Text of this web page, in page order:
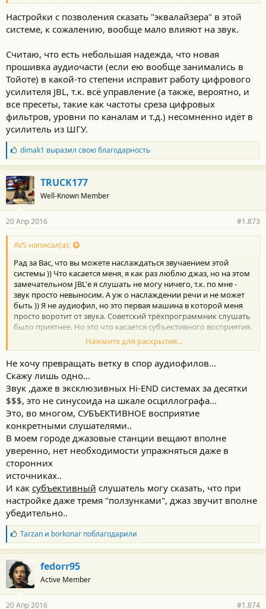
Настройки с позволения сказать "эквалайзера" в этой
системе, к сожалению, вообще мало влияют на звук.
Считаю, что есть небольшая надежда, что новая
прошивка аудиочасти (если ею вообще занимались в
Тойоте) в какой-то степени исправит работу цифрового
усилителя JBL, т.к. всё управление (а также, вероятно, и
все пресеты, такие как частоты среза цифровых
фильтров, уровни по каналам и т.д.) несомненно идёт в
усилитель из ШГУ.
Б
л
а
г
о
д
а
н
о
с
и
:
dimak1 выразил свою благодарность
TRUCK177
Well-Known Member
20 Апр 2016 #1.873
AVS написал(а):
Рад за Вас, что вы можете наслаждаться звучаением этой
системы )) Что касается меня, я как раз люблю джаз, но на этом
замечательном JBL'е я слушать не могу ничего, т.к. по мне -
звук просто невыносим. А уж о наслаждении речи и не может
быть )) Я не аудиофил, но это первая машина в которой меня
просто воротит от звука. Советский трёхпрограммник слушать
было приятнее. Но это что касается субъективного восприятия.
А объективно - попробуйте подать синусоидальный сигнал на
разных частотах, и послушайте, что выдаёт это произведение
инженерной мысли. Если нет возможности - посмотрите видео
в другой ветке, я выкладывал.
Настройки с позволения сказать "эквалайзера" в этой системе, к
сожалению, вообще мало влияют на звук.
Считаю, что есть небольшая надежда, что новая прошивка
аудиочасти (если ею вообще занимались в Тойоте) в какой-то
степени исправит работу цифрового усилителя JBL, т.к. всё
управление (а также, вероятно, и все пресеты, такие как
частоты среза цифровых фильтров, уровни по каналам и т.д.)
несомненно идёт в усилитель из ШГУ.
Нажмите для раскрытия...
Не хочу превращать ветку в спор аудиофилов...
Скажу лишь одно...
Звук ,даже в эксклюзивных Hi-END системах за десятки
$$$, это не синусоида на шкале осциллографа...
Это, во многом, СУБЪЕКТИВНОЕ восприятие
конкретными слушателями..
В моем городе джазовые станции вещают вполне
уверенно, нет необходимости упражняться даже в
сторонних
источниках..
И как субъективный слушатель могу сказать, что при
настройке даже тремя "ползунками", джаз звучит вполне
убедительно..
Б
л
а
г
о
д
а
Tarzanи borkonarпоблагодарили
fedorr95
Active Member
20 Апр 2016 #1.874